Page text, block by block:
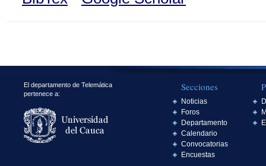
El departamento de Telemática
pertenece a:
Secciones
Noticias
Foros
Departamento
Calendario
Convocatorias
Encuestas